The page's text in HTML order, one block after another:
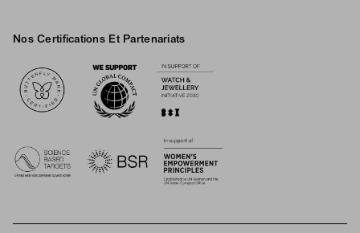
Nos Certifications Et Partenariats